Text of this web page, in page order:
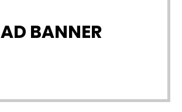
AD BANNER